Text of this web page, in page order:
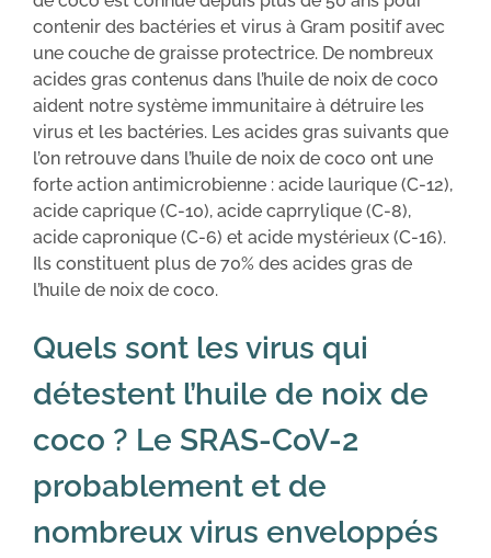
contenir des bactéries et virus à Gram positif avec
une couche de graisse protectrice. De nombreux
acides gras contenus dans l’huile de noix de coco
aident notre système immunitaire à détruire les
virus et les bactéries. Les acides gras suivants que
l’on retrouve dans l’huile de noix de coco ont une
forte action antimicrobienne : acide laurique (C-12),
acide caprique (C-10), acide caprrylique (C-8),
acide capronique (C-6) et acide mystérieux (C-16).
Ils constituent plus de 70% des acides gras de
l’huile de noix de coco.
Quels sont les virus qui
détestent l’huile de noix de
coco ? Le SRAS-CoV-2
probablement et de
nombreux virus enveloppés